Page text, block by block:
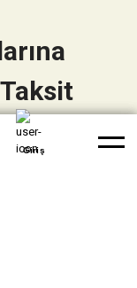
Whatsapp Yardım
Giriş